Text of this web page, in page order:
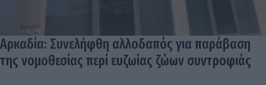
Αρκαδία: Συνελήφθη αλλοδαπός για παράβαση
της νομοθεσίας περί ευζωίας ζώων συντροφιάς